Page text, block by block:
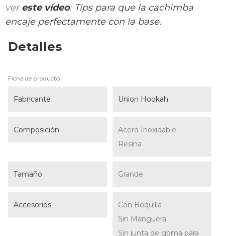
vereste vídeo: Tips para que la cachimba
encaje perfectamente con la base.
Detalles
Ficha de producto:
Fabricante Union Hookah
Composición
Acero Inoxidable
Resina
Tamaño Grande
Accesorios
Con Boquilla
Sin Manguera
Sin junta de goma para